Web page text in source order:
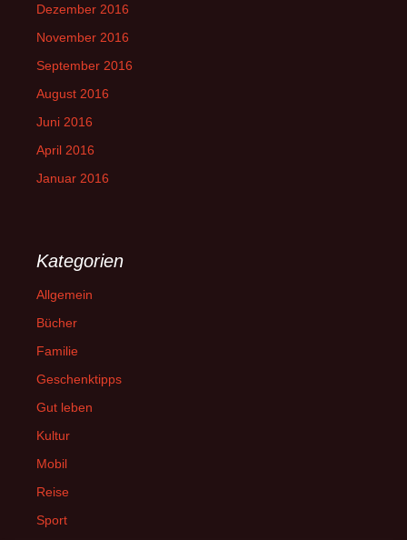
Dezember 2016
November 2016
September 2016
August 2016
Juni 2016
April 2016
Januar 2016
Kategorien
Allgemein
Bücher
Familie
Geschenktipps
Gut leben
Kultur
Mobil
Reise
Sport